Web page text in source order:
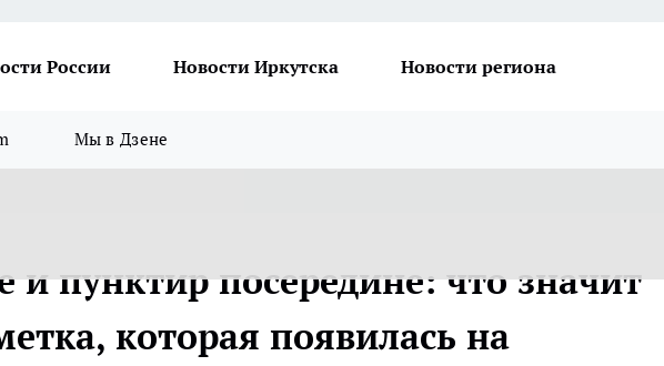
России Новости Иркутска Новости региона
Мы в Дзене
пунктир посередине: что значит
которая появилась на